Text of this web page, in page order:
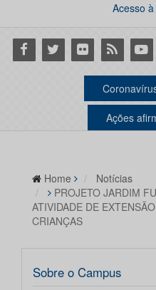
Acesso
Facebook
Twitter Flickr RSS
Ações
Home
Notícias
PROJETO JARDIM
ATIVIDADE DE
CRIANÇAS
Sobre o Campus